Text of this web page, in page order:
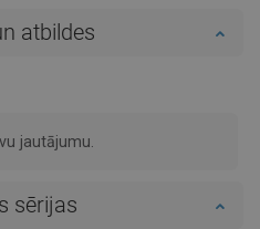
atbildes
jautājumu.
sērijas